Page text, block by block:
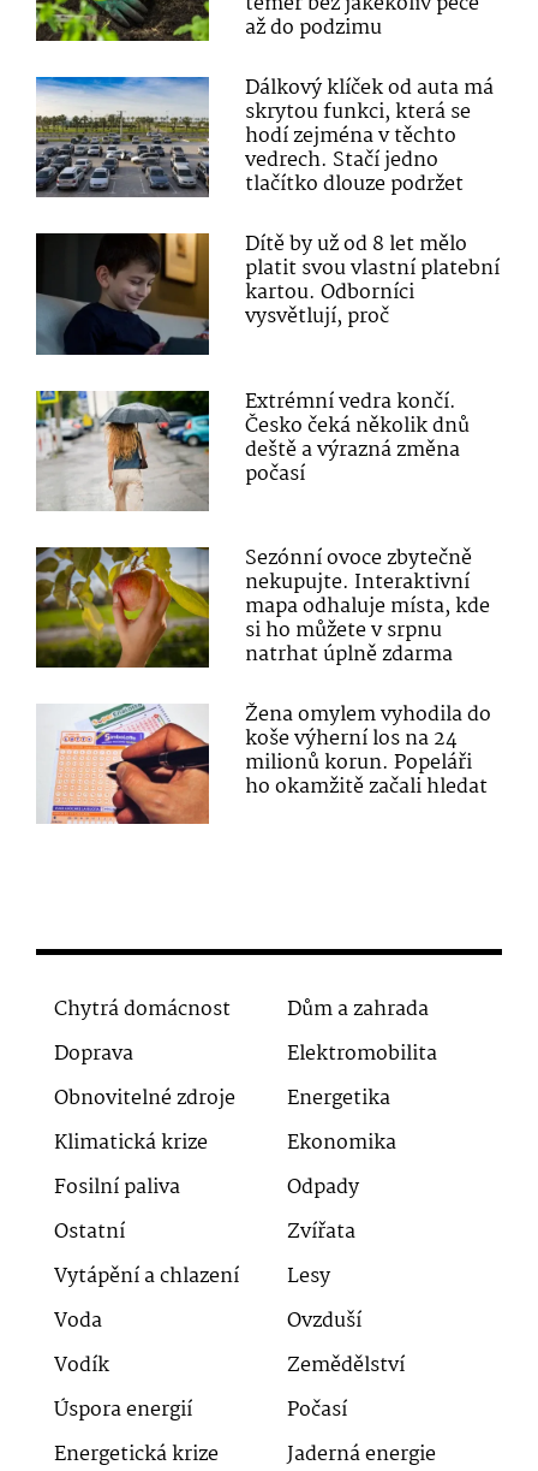
až do podzimu
Dálkový klíček od auta má
skrytou funkci, která se
hodí zejména v těchto
vedrech. Stačí jedno
tlačítko dlouze podržet
Dítě by už od 8 let mělo
platit svou vlastní platební
kartou. Odborníci
vysvětlují, proč
Extrémní vedra končí.
Česko čeká několik dnů
deště a výrazná změna
počasí
Sezónní ovoce zbytečně
nekupujte. Interaktivní
mapa odhaluje místa, kde
si ho můžete v srpnu
natrhat úplně zdarma
Žena omylem vyhodila do
koše výherní los na 24
milionů korun. Popeláři
ho okamžitě začali hledat
Chytrá domácnost
Dům a zahrada
Doprava
Elektromobilita
Obnovitelné zdroje
Energetika
Klimatická krize
Ekonomika
Fosilní paliva
Odpady
Ostatní
Zvířata
Vytápění a chlazení
Lesy
Voda
Ovzduší
Vodík
Zemědělství
Úspora energií
Počasí
Energetická krize
Jaderná energie